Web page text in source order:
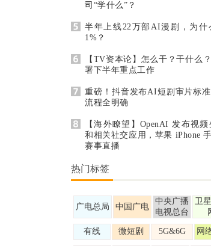
司“学什么”？
半年上线22万部AI漫剧，为什
1%？
【TV资本论】怎么干？干什么
署下半年重点工作
重磅！抖音发布AI短剧审片标准
流程全明确
【海外瞭望】OpenAI 发布视
和相关社交应用，苹果 iPhone
赛事直播
热门标签
广电总局 中国广电
中央广播
电视总台
卫
有线 微短剧 5G&6G 网